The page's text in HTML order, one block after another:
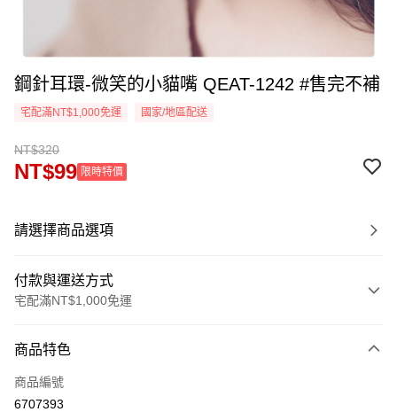
鋼針耳環-微笑的小貓嘴 QEAT-1242 #售完不補
宅配滿NT$1,000免運 國家/地區配送
NT$320
NT$99 限時特價
請選擇商品選項
付款與運送方式
宅配滿NT$1,000免運
信用卡一次付款
LINE Pay
商品特色
商品編號
6707393